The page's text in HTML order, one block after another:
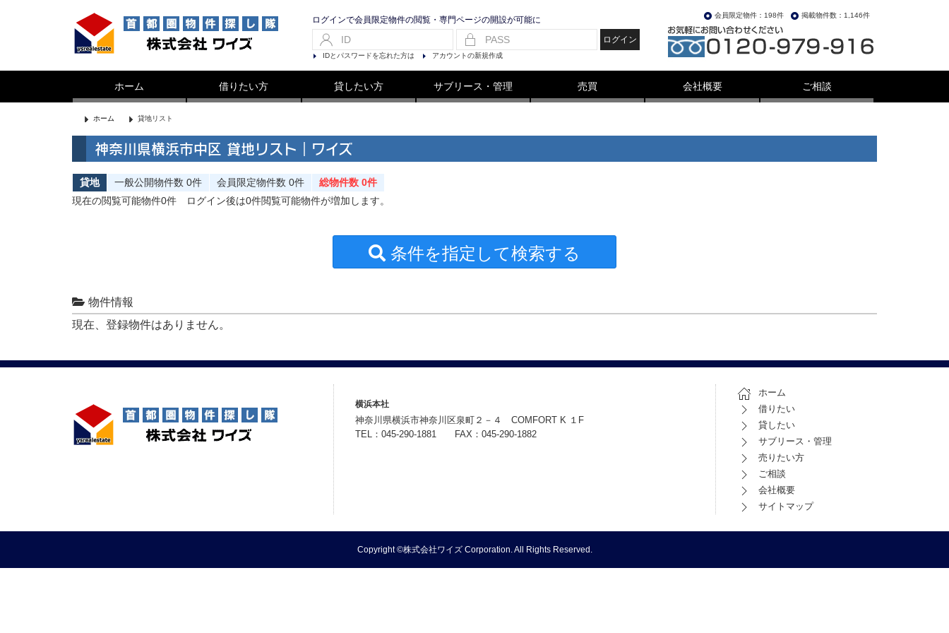
ログインで会員限定物件の閲覧・専門ページの開設が可能に
ログイン
IDとパスワードを忘れた方は アカウントの新規作成
掲載物件数：1,146件
会員限定物件：198件
ホーム 借りたい方 貸したい方 サブリース・管理 売買 会社概要 ご相談
ホーム 貸地リスト
神奈川県横浜市中区 貸地リスト｜ワイズ
貸地 一般公開物件数 0件 会員限定物件数 0件
総物件数 0件
現在の閲覧可能物件0件
ログイン後は0件閲覧可能物件が増加します。
条件を指定して検索する
物件情報
現在、登録物件はありません。
横浜本社
神奈川県横浜市神奈川区泉町２－４ COMFORT K １F
TEL：045-290-1881 FAX：045-290-1882
ホーム
借りたい
貸したい
サブリース・管理
売りたい方
ご相談
会社概要
サイトマップ
Copyright ©株式会社ワイズ Corporation. All Rights Reserved.